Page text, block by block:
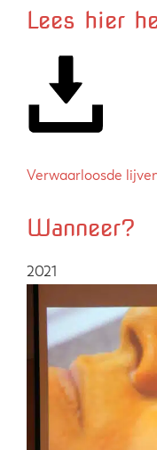
Lees hier
Verwaarloosde
Wanneer?
2021